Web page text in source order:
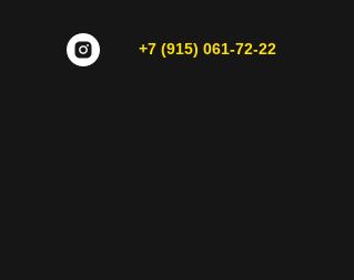
+7 (915) 061-72-22